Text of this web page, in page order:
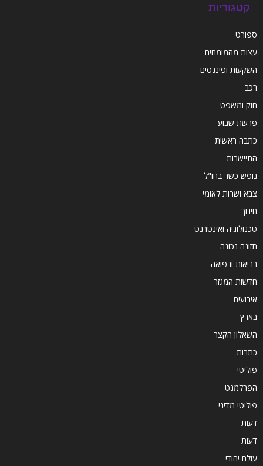
קטגוריות
ספורט
עצות מהמומחים
השקעות ופיננסים
רכב
חוק ומשפט
פרשת שבוע
כתבה ראשית
התיישבות
נופש כשר בחו"ל
צבא ושרות לאומי
חינוך
טכנולוגיה ואינטרנט
תזונה נכונה
בריאות ורפואה
חדשות המגזר
אירועים
בארץ
השאלון הקצר
כתבות
פוליטי
הפרלמנט
פוליטי מדיני
דעות
דעות
עולם יהודי